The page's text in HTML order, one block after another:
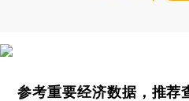
参考重要经济数据，推荐